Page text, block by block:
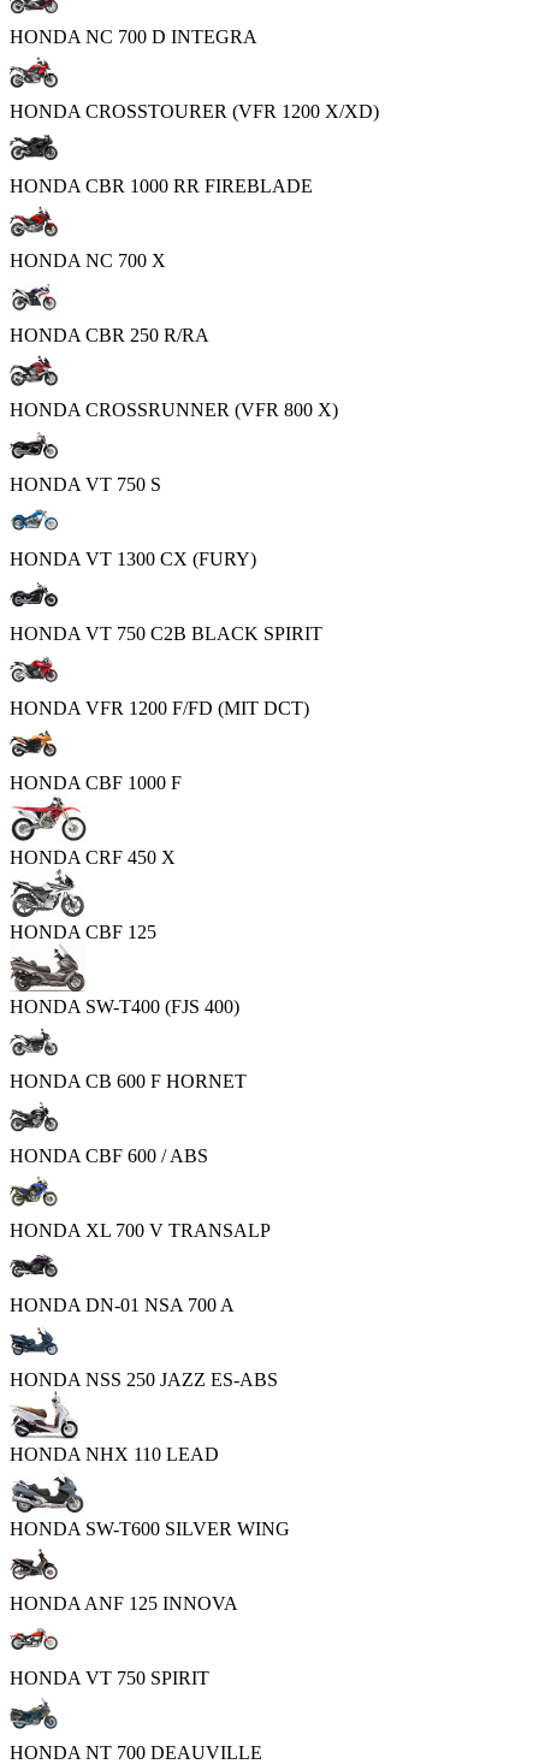
HONDA NC 700 D INTEGRA
HONDA CROSSTOURER (VFR 1200 X/XD)
HONDA CBR 1000 RR FIREBLADE
HONDA NC 700 X
HONDA CBR 250 R/RA
HONDA CROSSRUNNER (VFR 800 X)
HONDA VT 750 S
HONDA VT 1300 CX (FURY)
HONDA VT 750 C2B BLACK SPIRIT
HONDA VFR 1200 F/FD (MIT DCT)
HONDA CBF 1000 F
HONDA CRF 450 X
HONDA CBF 125
HONDA SW-T400 (FJS 400)
HONDA CB 600 F HORNET
HONDA CBF 600 / ABS
HONDA XL 700 V TRANSALP
HONDA DN-01 NSA 700 A
HONDA NSS 250 JAZZ ES-ABS
HONDA NHX 110 LEAD
HONDA SW-T600 SILVER WING
HONDA ANF 125 INNOVA
HONDA VT 750 SPIRIT
HONDA NT 700 DEAUVILLE